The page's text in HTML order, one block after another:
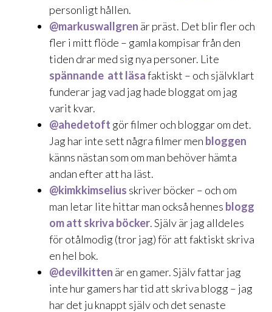
personligt hållen.
@markuswallgren är präst. Det blir fler och
fler i mitt flöde – gamla kompisar från den
tiden drar med sig nya personer. Lite
spännande att läsafaktiskt – och självklart
funderar jag vad jag hade bloggat om jag
varit kvar.
@ahedetoft gör filmer och bloggar om det.
Jag har inte sett några filmer men bloggen
känns nästan som om man behöver hämta
andan efter att ha läst.
@kimkkimselius skriver böcker – och om
man letar lite hittar man också hennes blogg
om att skriva böcker. Själv är jag alldeles
för otålmodig (tror jag) för att faktiskt skriva
en hel bok.
@devilkitten är en gamer. Själv fattar jag
inte hur gamers har tid att skriva blogg – jag
har det ju knappt själv och det senaste